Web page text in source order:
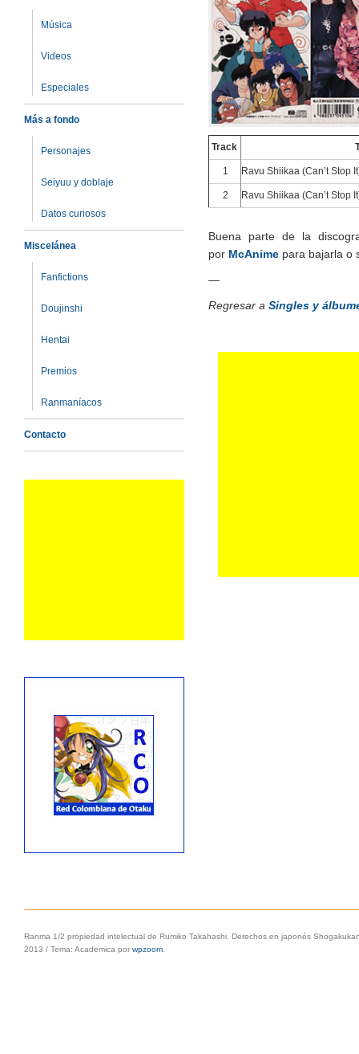
Música
Videos
Especiales
Más a fondo
Personajes
Seiyuu y doblaje
Datos curiosos
Miscelánea
Fanfictions
Doujinshi
Hentai
Premios
Ranmaníacos
Contacto
Track
1 Ravu Shiikaa (Can’t Stop
2 Ravu Shiikaa (Can’t Stop
Buena parte de la
por McAnime para bajarla o
—
Regresar a Singles y
Ranma 1/2 propiedad intelectual de Rumiko Takahashi. Derechos en japonés
2013 / Tema: Academica por wpzoom